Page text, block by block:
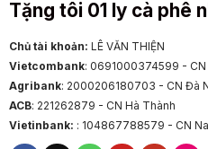
Tặng tôi 01 ly cà phê
Chủ tài khoản: LÊ VĂN THIỆN
Vietcombank: 0691000374599 - CN
Agribank: 2000206180703 - CN Đà
ACB: 221262879 - CN Hà Thành
Vietinbank: : 104867788579 - CN